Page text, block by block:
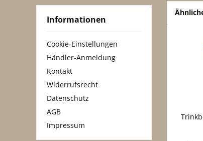
Informationen
Cookie-Einstellungen
Händler-Anmeldung
Kontakt
Widerrufsrecht
Datenschutz
AGB
Impressum